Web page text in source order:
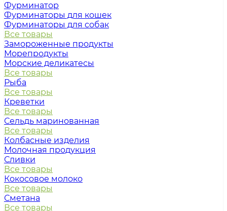
Фурминатор
Фурминаторы для кошек
Фурминаторы для собак
Все товары
Замороженные продукты
Морепродукты
Морские деликатесы
Все товары
Рыба
Все товары
Креветки
Все товары
Сельдь маринованная
Все товары
Колбасные изделия
Молочная продукция
Сливки
Все товары
Кокосовое молоко
Все товары
Сметана
Все товары